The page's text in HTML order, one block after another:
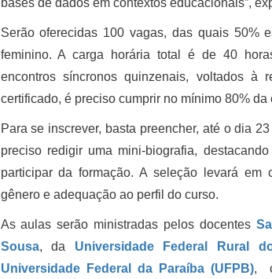
Serão oferecidas 100 vagas, das quais 50%
feminino. A carga horária total é de 40
encontros síncronos quinzenais, voltados
certificado, é preciso cumprir no mínimo 80% da
Para se inscrever, basta preencher, até o dia
preciso redigir uma mini-biografia,
participar da formação. A seleção levará em
gênero e adequação ao perfil do curso.
As aulas serão ministradas pelos docentes
Sousa, da Universidade Federal Rural
Universidade Federal da Paraíba (UFPB),